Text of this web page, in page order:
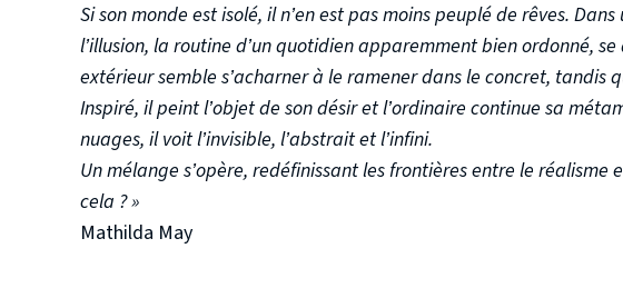
Si son monde est isolé, il n’en est pas moins peuplé de rêves.
l’illusion, la routine d’un quotidien apparemment bien ordonné,
extérieur semble s’acharner à le ramener dans le concret, tandis
Inspiré, il peint l’objet de son désir et l’ordinaire continue sa
nuages, il voit l’invisible, l’abstrait et l’infini.
Un mélange s’opère, redéfinissant les frontières entre le réalisme
cela ? »
Mathilda May